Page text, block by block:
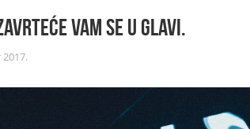
vam se u glavi.
2017.